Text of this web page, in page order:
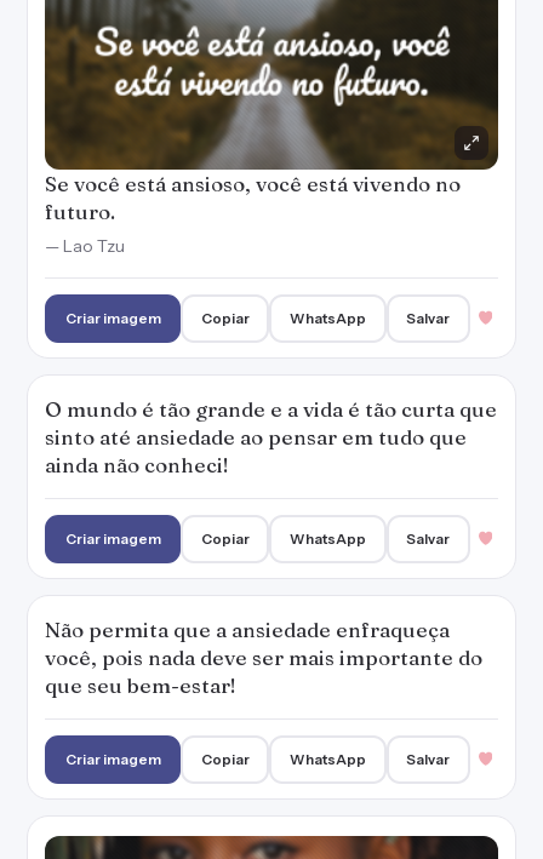
Se você está ansioso, você está vivendo no
futuro.
— Lao Tzu
Criar imagem Copiar WhatsApp Salvar
O mundo é tão grande e a vida é tão curta que
sinto até ansiedade ao pensar em tudo que
ainda não conheci!
Criar imagem Copiar WhatsApp Salvar
Não permita que a ansiedade enfraqueça
você, pois nada deve ser mais importante do
que seu bem-estar!
Criar imagem Copiar WhatsApp Salvar